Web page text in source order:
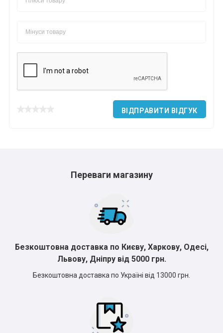
ВІДПРАВИТИ ВІДГУК
Переваги магазину
Безкоштовна доставка по Києву, Харкову, Одесі,
Львову, Дніпру від 5000 грн.
Безкоштовна доставка по Україні від 13000 грн.